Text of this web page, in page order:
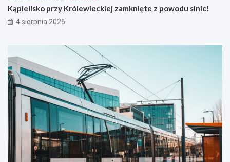
Kąpielisko przy Królewieckiej zamknięte z powodu sinic!
4 sierpnia 2026